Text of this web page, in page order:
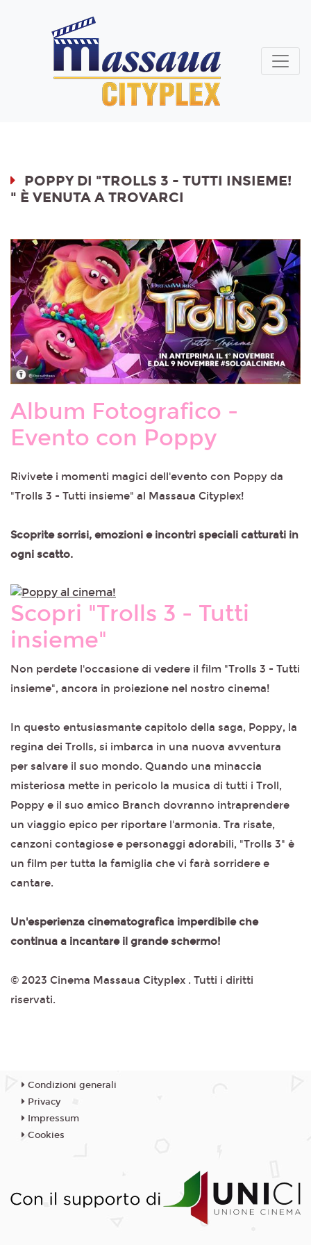
POPPY DI "TROLLS 3 - TUTTI INSIEME!
" È VENUTA A TROVARCI
Album Fotografico -
Evento con Poppy
Rivivete i momenti magici dell'evento con Poppy da
"Trolls 3 - Tutti insieme" al Massaua Cityplex!
Scoprite sorrisi, emozioni e incontri speciali catturati in
ogni scatto.
Scopri "Trolls 3 - Tutti
insieme"
Non perdete l'occasione di vedere il film "Trolls 3 - Tutti
insieme", ancora in proiezione nel nostro cinema!
In questo entusiasmante capitolo della saga, Poppy, la
regina dei Trolls, si imbarca in una nuova avventura
per salvare il suo mondo. Quando una minaccia
misteriosa mette in pericolo la musica di tutti i Troll,
Poppy e il suo amico Branch dovranno intraprendere
un viaggio epico per riportare l'armonia. Tra risate,
canzoni contagiose e personaggi adorabili, "Trolls 3" è
un film per tutta la famiglia che vi farà sorridere e
cantare.
Un'esperienza cinematografica imperdibile che
continua a incantare il grande schermo!
© 2023 Cinema Massaua Cityplex . Tutti i diritti
riservati.
Condizioni generali
Privacy
Impressum
Cookies